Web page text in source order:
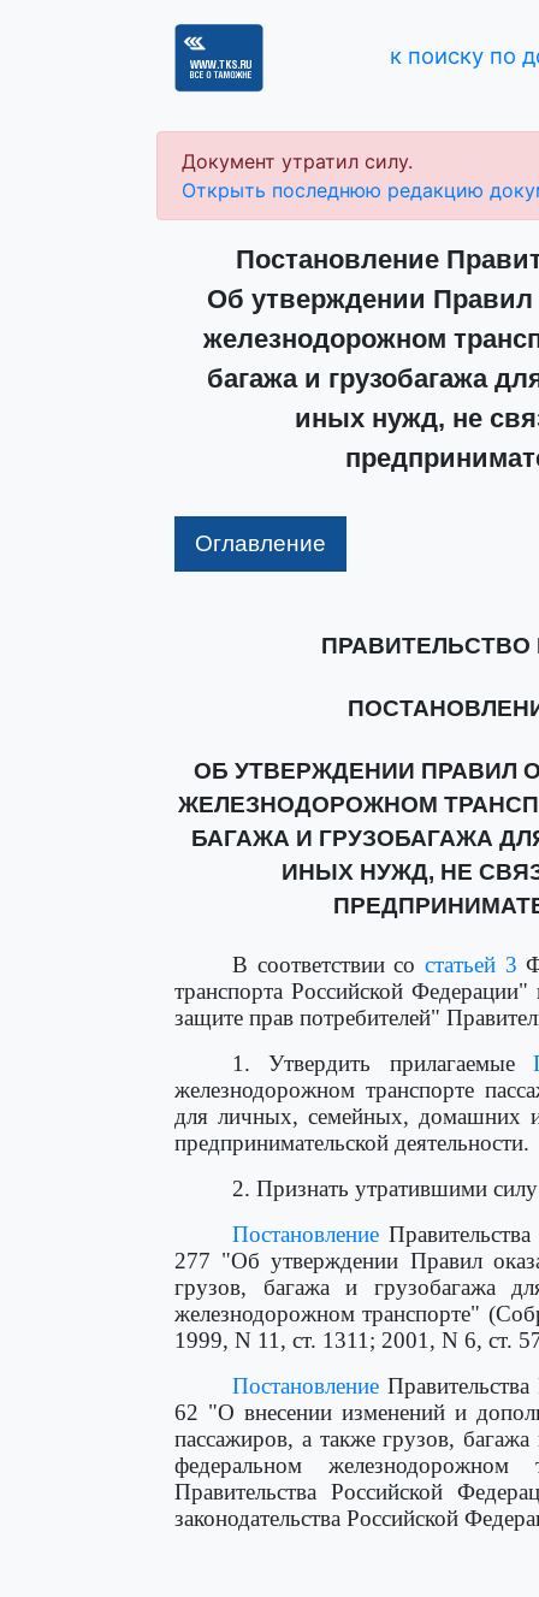
к поиску по
Документ утратил силу.
Открыть последнюю редакцию
Постановление
Об утверждении Правил
железнодорожном
багажа и грузобагажа
иных нужд, не
Оглавление
ОБ УТВЕРЖДЕНИИ ПРАВИЛ
ЖЕЛЕЗНОДОРОЖНОМ
БАГАЖА И ГРУЗОБАГАЖА
ИНЫХ НУЖД, НЕ
В соответствии со статьей 3
транспорта Российской
защите прав потребителей"
1. Утвердить прилагаемые
железнодорожном транспорте
для личных, семейных, домашних
предпринимательской деятельности.
2. Признать утратившими
Постановление
277 "Об утверждении Правил
грузов, багажа и грузобагажа
железнодорожном транспорте"
1999, N 11, ст. 1311; 2001, N 6, ст.
Постановление
62 "О внесении изменений и
пассажиров, а также грузов,
федеральном железнодорожном
Правительства Российской
законодательства Российской